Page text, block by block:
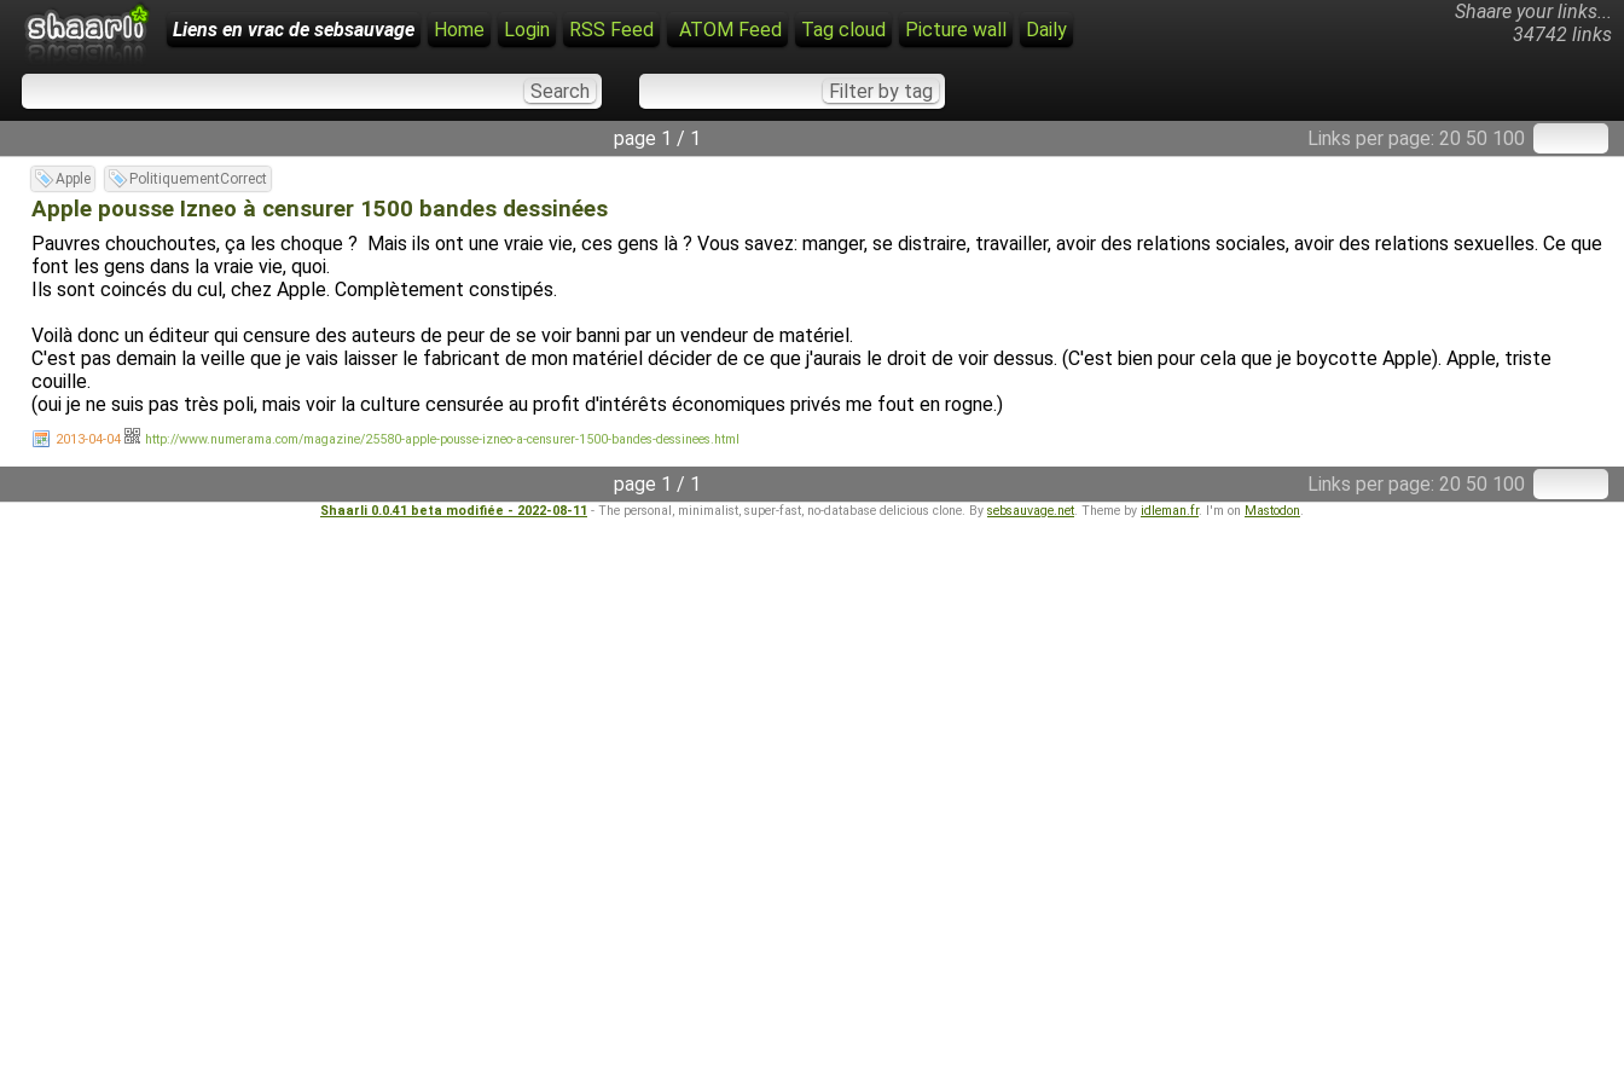
Shaare your links...
34742 links
Liens en vrac de sebsauvage Home Login RSS Feed ATOM Feed Tag cloud Picture wall Daily
Links per page: 20 50 100
page 1 / 1
Apple PolitiquementCorrect
Apple pousse Izneo à censurer 1500 bandes dessinées
Pauvres chouchoutes, ça les choque ? Mais ils ont une vraie vie, ces gens là ? Vous savez: manger, se distraire, travailler, avoir des relations sociales, avoir des relations sexuelles. Ce que
font les gens dans la vraie vie, quoi.
Ils sont coincés du cul, chez Apple. Complètement constipés.
Voilà donc un éditeur qui censure des auteurs de peur de se voir banni par un vendeur de matériel.
C'est pas demain la veille que je vais laisser le fabricant de mon matériel décider de ce que j'aurais le droit de voir dessus. (C'est bien pour cela que je boycotte Apple). Apple, triste
couille.
(oui je ne suis pas très poli, mais voir la culture censurée au profit d'intérêts économiques privés me fout en rogne.)
2013-04-04 http://www.numerama.com/magazine/25580-apple-pousse-izneo-a-censurer-1500-bandes-dessinees.html
Links per page: 20 50 100
page 1 / 1
Shaarli 0.0.41 beta modifiée - 2022-08-11 - The personal, minimalist, super-fast, no-database delicious clone. By sebsauvage.net. Theme by idleman.fr. I'm on Mastodon.